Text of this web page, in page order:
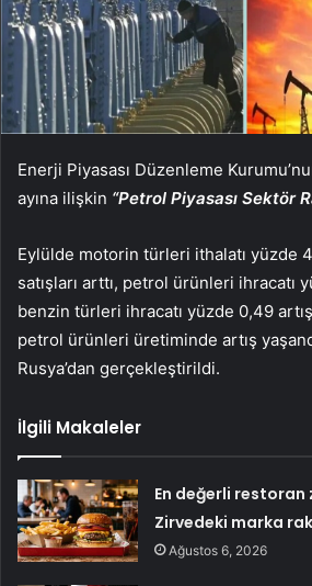
Enerji Piyasası Düzenleme
ayına ilişkin “Petrol Piyasası Sektör
Eylülde motorin türleri ithalatı yüzde
satışları arttı, petrol ürünleri ihracatı
benzin türleri ihracatı yüzde 0,49
petrol ürünleri üretiminde artış
Rusya’dan gerçekleştirildi.
İlgili Makaleler
En değerli
Zirvedeki marka
Ağustos 6, 2026